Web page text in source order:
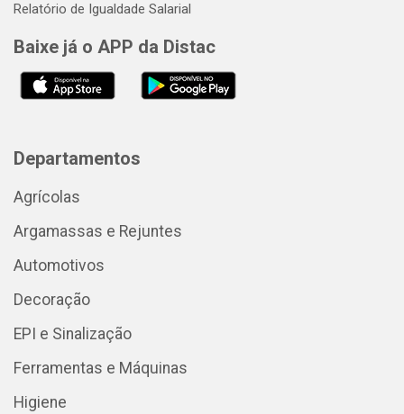
Relatório de Igualdade Salarial
Baixe já o APP da Distac
Departamentos
Agrícolas
Argamassas e Rejuntes
Automotivos
Decoração
EPI e Sinalização
Ferramentas e Máquinas
Higiene